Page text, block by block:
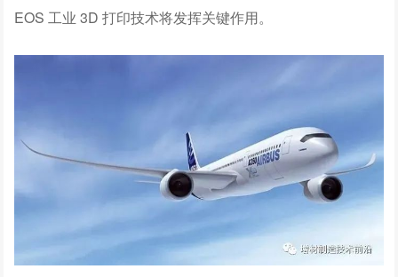
EOS 工业 3D 打印技术将发挥关键作用。